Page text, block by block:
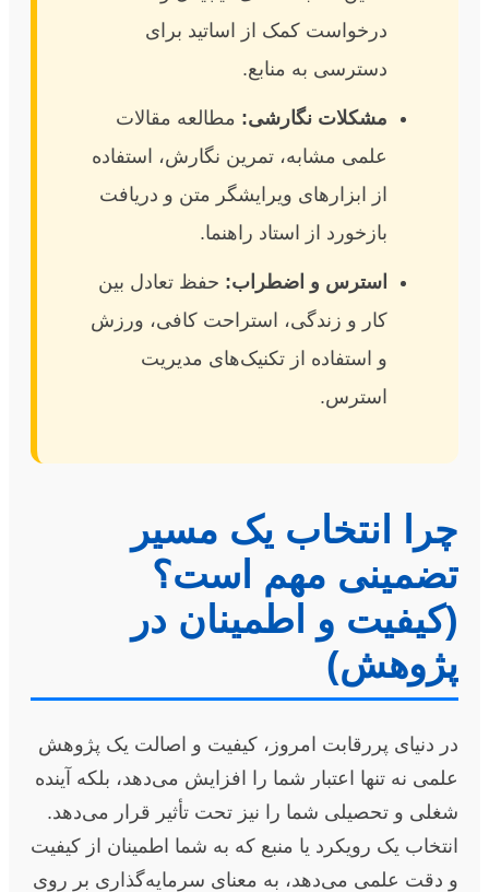
درخواست کمک از اساتید برای
دسترسی به منابع.
مشکلات نگارشی: مطالعه مقالات
علمی مشابه، تمرین نگارش، استفاده
از ابزارهای ویرایشگر متن و دریافت
بازخورد از استاد راهنما.
استرس و اضطراب: حفظ تعادل بین
کار و زندگی، استراحت کافی، ورزش
و استفاده از تکنیک‌های مدیریت
استرس.
چرا انتخاب یک مسیر
تضمینی مهم است؟
(کیفیت و اطمینان در
پژوهش)
در دنیای پررقابت امروز، کیفیت و اصالت یک پژوهش
علمی نه تنها اعتبار شما را افزایش می‌دهد، بلکه آینده
شغلی و تحصیلی شما را نیز تحت تأثیر قرار می‌دهد.
انتخاب یک رویکرد یا منبع که به شما اطمینان از کیفیت
و دقت علمی می‌دهد، به معنای سرمایه‌گذاری بر روی